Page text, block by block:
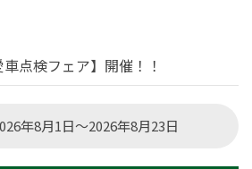
点検フェア】開催！！
年8月1日～2026年8月23日